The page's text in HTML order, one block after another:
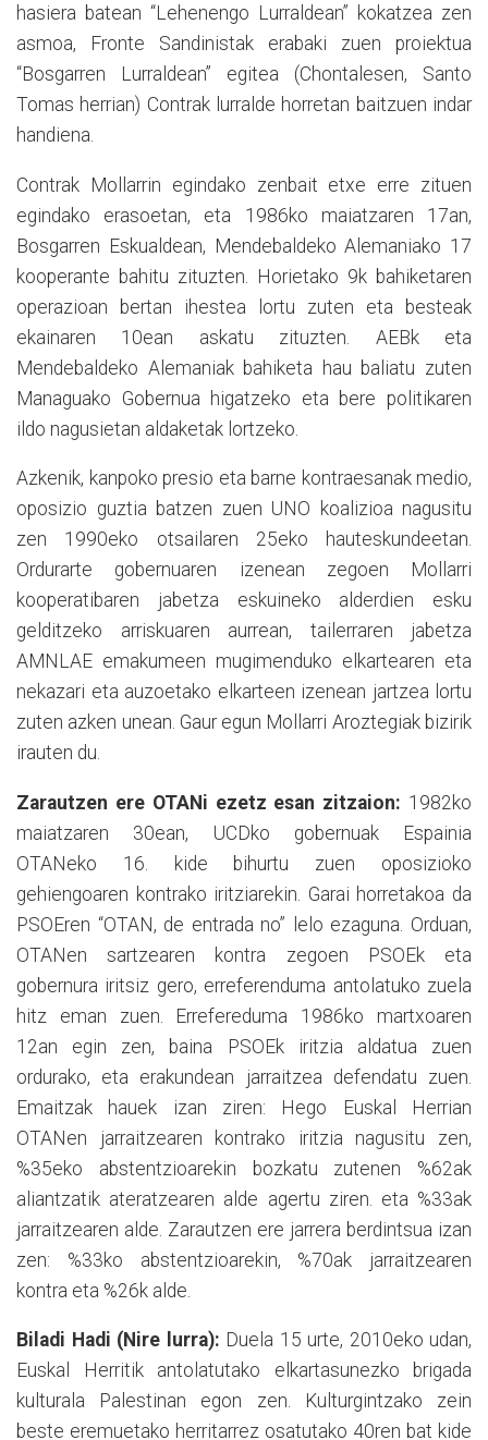
hasiera batean “Lehenengo Lurraldean” kokatzea zen
asmoa, Fronte Sandinistak erabaki zuen proiektua
“Bosgarren Lurraldean” egitea (Chontalesen, Santo
Tomas herrian) Contrak lurralde horretan baitzuen indar
handiena.
Contrak Mollarrin egindako zenbait etxe erre zituen
egindako erasoetan, eta 1986ko maiatzaren 17an,
Bosgarren Eskualdean, Mendebaldeko Alemaniako 17
kooperante bahitu zituzten. Horietako 9k bahiketaren
operazioan bertan ihestea lortu zuten eta besteak
ekainaren 10ean askatu zituzten. AEBk eta
Mendebaldeko Alemaniak bahiketa hau baliatu zuten
Managuako Gobernua higatzeko eta bere politikaren
ildo nagusietan aldaketak lortzeko.
Azkenik, kanpoko presio eta barne kontraesanak medio,
oposizio guztia batzen zuen UNO koalizioa nagusitu
zen 1990eko otsailaren 25eko hauteskundeetan.
Ordurarte gobernuaren izenean zegoen Mollarri
kooperatibaren jabetza eskuineko alderdien esku
gelditzeko arriskuaren aurrean, tailerraren jabetza
AMNLAE emakumeen mugimenduko elkartearen eta
nekazari eta auzoetako elkarteen izenean jartzea lortu
zuten azken unean. Gaur egun Mollarri Aroztegiak bizirik
irauten du.
Zarautzen ere OTANi ezetz esan zitzaion: 1982ko
maiatzaren 30ean, UCDko gobernuak Espainia
OTANeko 16. kide bihurtu zuen oposizioko
gehiengoaren kontrako iritziarekin. Garai horretakoa da
PSOEren “OTAN, de entrada no” lelo ezaguna. Orduan,
OTANen sartzearen kontra zegoen PSOEk eta
gobernura iritsiz gero, erreferenduma antolatuko zuela
hitz eman zuen. Errefereduma 1986ko martxoaren
12an egin zen, baina PSOEk iritzia aldatua zuen
ordurako, eta erakundean jarraitzea defendatu zuen.
Emaitzak hauek izan ziren: Hego Euskal Herrian
OTANen jarraitzearen kontrako iritzia nagusitu zen,
%35eko abstentzioarekin bozkatu zutenen %62ak
aliantzatik ateratzearen alde agertu ziren. eta %33ak
jarraitzearen alde. Zarautzen ere jarrera berdintsua izan
zen: %33ko abstentzioarekin, %70ak jarraitzearen
kontra eta %26k alde.
Biladi Hadi (Nire lurra): Duela 15 urte, 2010eko udan,
Euskal Herritik antolatutako elkartasunezko brigada
kulturala Palestinan egon zen. Kulturgintzako zein
beste eremuetako herritarrez osatutako 40ren bat kide